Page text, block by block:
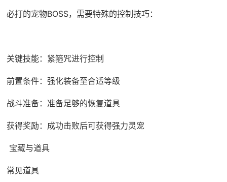
必打的宠物BOSS，需要特殊的控制技巧：
关键技能：紧箍咒进行控制
前置条件：强化装备至合适等级
战斗准备：准备足够的恢复道具
获得奖励：成功击败后可获得强力灵宠
宝藏与道具
常见道具